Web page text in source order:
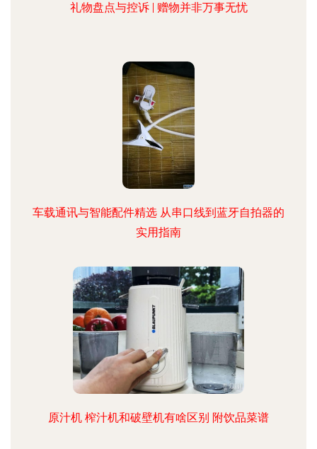
礼物盘点与控诉 | 赠物并非万事无忧
车载通讯与智能配件精选 从串口线到蓝牙自拍器的
实用指南
原汁机 榨汁机和破壁机有啥区别 附饮品菜谱